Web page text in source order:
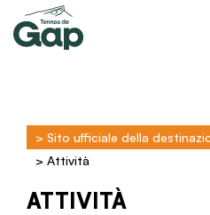
> Sito ufficiale della
> Attività
ATTIVITÀ